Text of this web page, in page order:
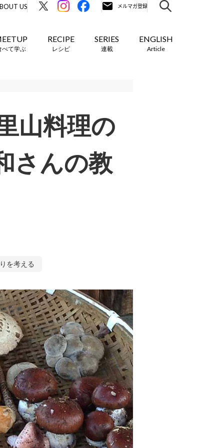
US
べて学ぶ
RECIPE
レシピ
SERIES
連載
ENGLISH
Article
山料理の
さんの教
を考える